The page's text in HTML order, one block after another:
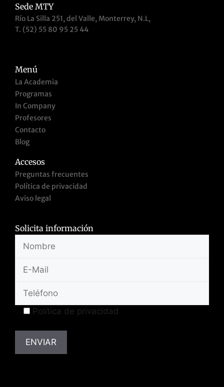
Sede MTY
Río La Silla 251, del Valle, Monterrey, N.L,
T. (52) 55 80 95 25 44
Menú
La Academia
Programas
In Company
Profesores
Contacto
Blog
Accesos
Preguntas frecuentes
Política de privacidad
Aviso legal
Solicita información
Política de privacidad